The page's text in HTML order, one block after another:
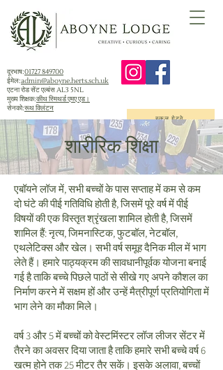
दूरभाष:01727 849700
ईमेल:admin@aboyne.herts.sch.uk
एटना रोड सेंट एल्बंस AL3 5NL
मुख्य शिक्षक:कीथ स्मिथर्ड एमए एड।
सेनको:रूथ क्लिंटन
स्कूल गेटवे
शारीरिक शिक्षा
एबॉयने लॉज में, सभी बच्चों के पास सप्ताह में कम से कम
दो घंटे की पीई गतिविधि होती है, जिसमें पूरे वर्ष में पीई
विषयों की एक विस्तृत श्रृंखला शामिल होती है, जिसमें
शामिल हैं: नृत्य, जिमनास्टिक, फुटबॉल, नेटबॉल,
एथलेटिक्स और खेल। सभी वर्ष समूह दैनिक मील में भाग
लेते हैं। हमारे पाठ्यक्रम की सावधानीपूर्वक योजना बनाई
गई है ताकि बच्चे पिछले पाठों से सीखे गए अपने कौशल का
निर्माण करने में सक्षम हों और उन्हें मैत्रीपूर्ण प्रतियोगिता में
भाग लेने का मौका मिले।
वर्ष 3 और 5 में बच्चों को वेस्टमिंस्टर लॉज लीजर सेंटर में
तैरने का अवसर दिया जाता है ताकि हमारे सभी बच्चे वर्ष 6
खत्म होने तक 25 मीटर तैर सकें। इसके अलावा, बच्चों